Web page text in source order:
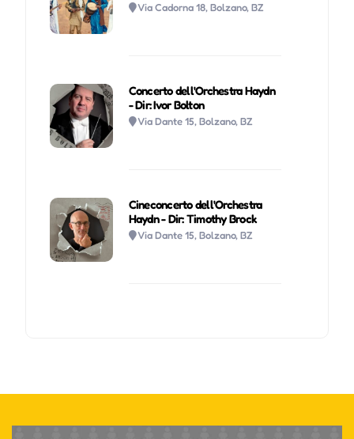
Via Cadorna 18, Bolzano, BZ
Concerto dell'Orchestra Haydn
- Dir: Ivor Bolton
Via Dante 15, Bolzano, BZ
Cineconcerto dell'Orchestra
Haydn - Dir: Timothy Brock
Via Dante 15, Bolzano, BZ